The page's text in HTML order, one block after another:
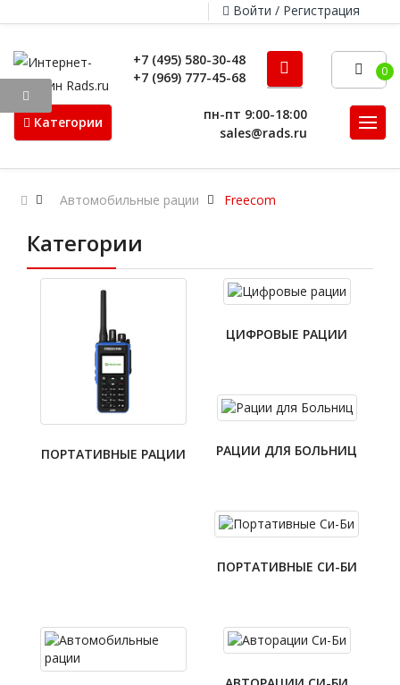
Войти / Регистрация
+7 (495) 580-30-48
+7 (969) 777-45-68
0
Категории
пн-пт 9:00-18:00
sales@rads.ru
Автомобильные рации Freecom
Категории
ПОРТАТИВНЫЕ РАЦИИ
ЦИФРОВЫЕ РАЦИИ
РАЦИИ ДЛЯ БОЛЬНИЦ
ПОРТАТИВНЫЕ СИ-БИ